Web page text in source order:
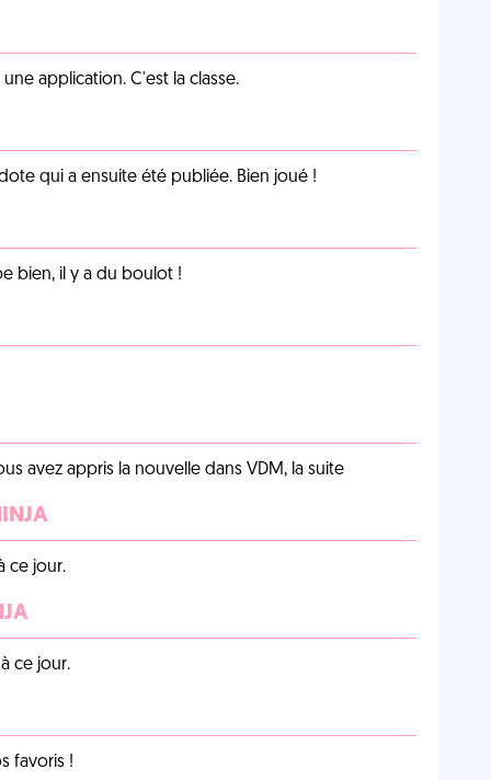
application. C'est la classe.
qui a ensuite été publiée. Bien joué !
bien, il y a du boulot !
avez appris la nouvelle dans VDM, la suite
ce jour.
ce jour.
favoris !